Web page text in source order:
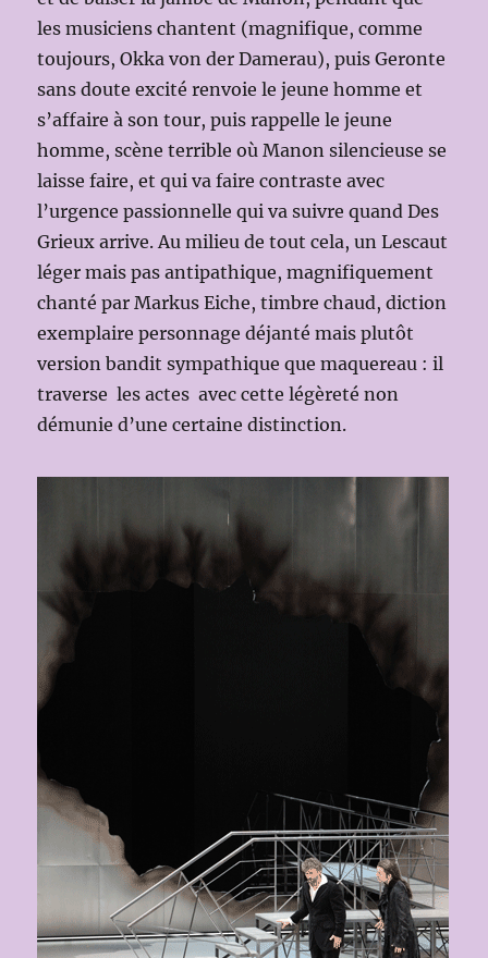
les musiciens chantent (magnifique, comme
toujours, Okka von der Damerau), puis Geronte
sans doute excité renvoie le jeune homme et
s’affaire à son tour, puis rappelle le jeune
homme, scène terrible où Manon silencieuse se
laisse faire, et qui va faire contraste avec
l’urgence passionnelle qui va suivre quand Des
Grieux arrive. Au milieu de tout cela, un Lescaut
léger mais pas antipathique, magnifiquement
chanté par Markus Eiche, timbre chaud, diction
exemplaire personnage déjanté mais plutôt
version bandit sympathique que maquereau : il
traverse les actes avec cette légèreté non
démunie d’une certaine distinction.